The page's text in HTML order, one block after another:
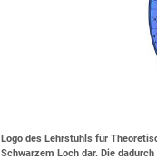
Logo des Lehrstuhls für
Schwarzem Loch dar. Die